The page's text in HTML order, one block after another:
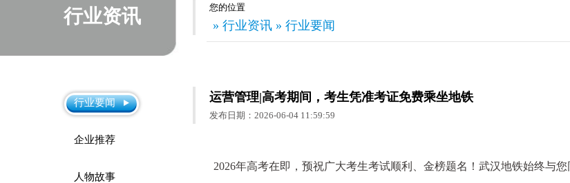
行业资讯 您的位置
» 行业资讯 » 行业要闻
行业要闻
企业推荐
人物故事
运营管理|高考期间，考生凭准考证免费乘坐地铁
发布日期：2026-06-04 11:59:59
2026年高考在即，预祝广大考生考试顺利、金榜题名！武汉地铁始终与您